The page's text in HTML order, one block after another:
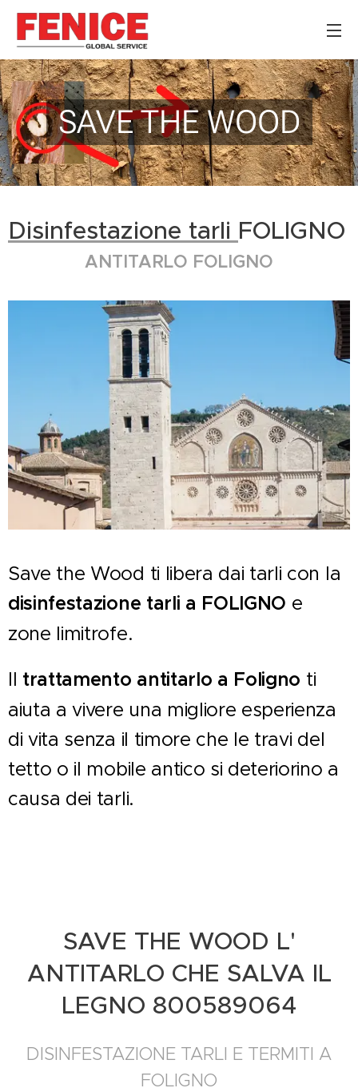
SAVE THE WOOD
Disinfestazione tarli FOLIGNO
ANTITARLO FOLIGNO
Save the Wood ti libera dai tarli con la
disinfestazione tarli a FOLIGNO e
zone limitrofe.
Il trattamento antitarlo a Foligno ti
aiuta a vivere una migliore esperienza
di vita senza il timore che le travi del
tetto o il mobile antico si deteriorino a
causa dei tarli.
SAVE THE WOOD L'
ANTITARLO CHE SALVA IL
LEGNO 800589064
DISINFESTAZIONE TARLI E TERMITI A
FOLIGNO